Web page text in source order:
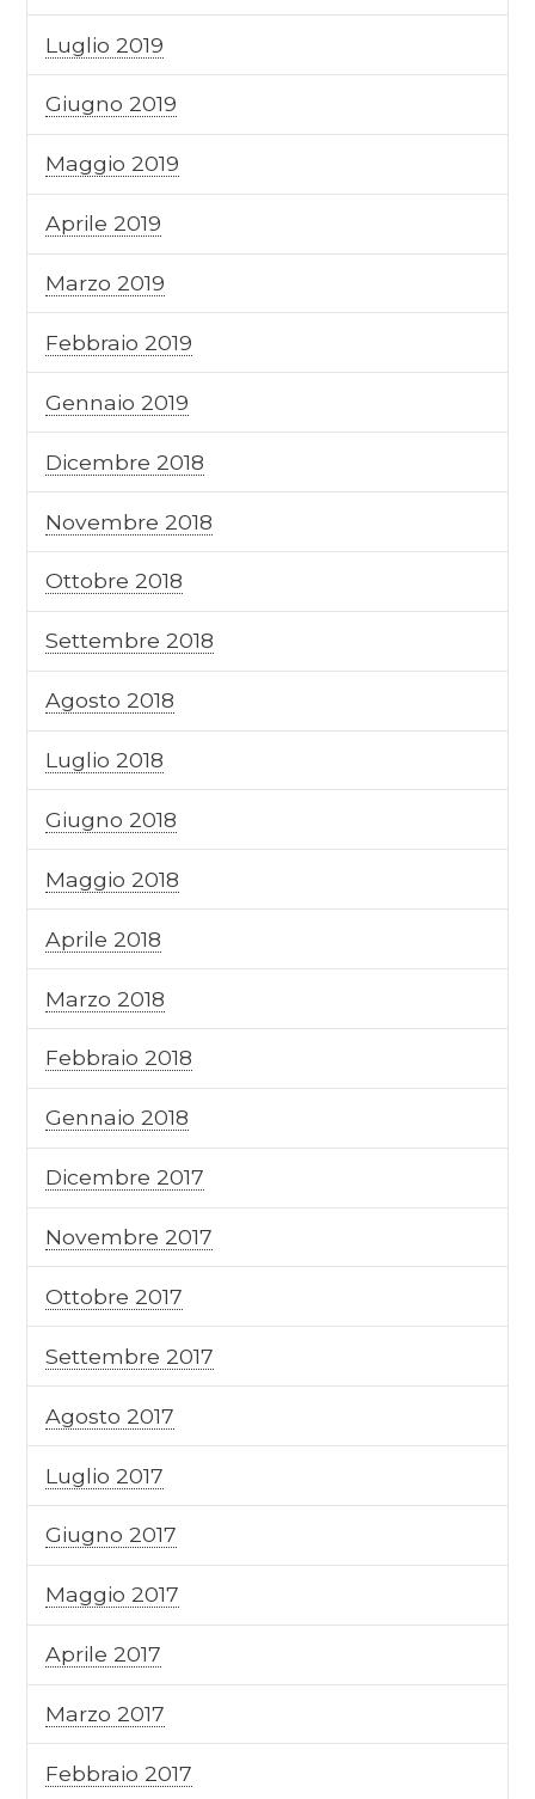
Luglio 2019
Giugno 2019
Maggio 2019
Aprile 2019
Marzo 2019
Febbraio 2019
Gennaio 2019
Dicembre 2018
Novembre 2018
Ottobre 2018
Settembre 2018
Agosto 2018
Luglio 2018
Giugno 2018
Maggio 2018
Aprile 2018
Marzo 2018
Febbraio 2018
Gennaio 2018
Dicembre 2017
Novembre 2017
Ottobre 2017
Settembre 2017
Agosto 2017
Luglio 2017
Giugno 2017
Maggio 2017
Aprile 2017
Marzo 2017
Febbraio 2017